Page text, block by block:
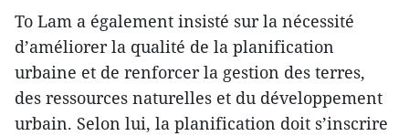
To Lam a également insisté sur la nécessité
d’améliorer la qualité de la planification
urbaine et de renforcer la gestion des terres,
des ressources naturelles et du développement
urbain. Selon lui, la planification doit s’inscrire